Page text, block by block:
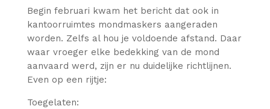
Begin februari kwam het bericht dat ook in
kantoorruimtes mondmaskers aangeraden
worden. Zelfs al hou je voldoende afstand. Daar
waar vroeger elke bedekking van de mond
aanvaard werd, zijn er nu duidelijke richtlijnen.
Even op een rijtje:
Toegelaten: